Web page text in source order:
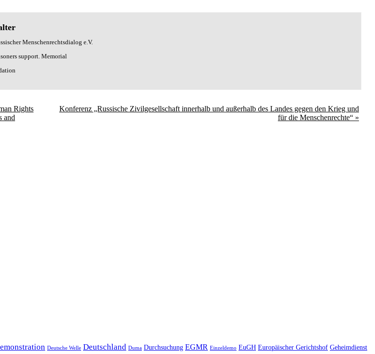
Menschenrechtsdialog e.V.
support. Memorial
Rights
and
Konferenz „Russische Zivilgesellschaft innerhalb und außerhalb des Landes gegen den Krieg und
für die Menschenrechte“ »
Deutsche Welle Deutschland Duma Durchsuchung EGMR Einzeldemo EuGH Europäischer Gerichtshof Geheimdienst